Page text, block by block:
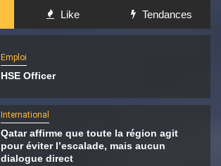
Like Tendances
Emploi
HSE Officer
International
Qatar affirme que toute la région agit
pour éviter l’escalade, mais aucun
dialogue direct